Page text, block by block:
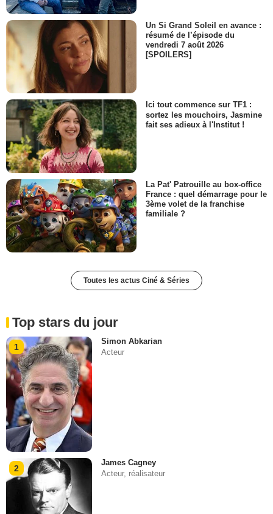
Un Si Grand Soleil en avance :
résumé de l’épisode du
vendredi 7 août 2026
[SPOILERS]
Ici tout commence sur TF1 :
sortez les mouchoirs, Jasmine
fait ses adieux à l'Institut !
La Pat' Patrouille au box-office
France : quel démarrage pour le
3ème volet de la franchise
familiale ?
Toutes les actus Ciné & Séries
Top stars du jour
1
Simon Abkarian
Acteur
2
James Cagney
Acteur, réalisateur